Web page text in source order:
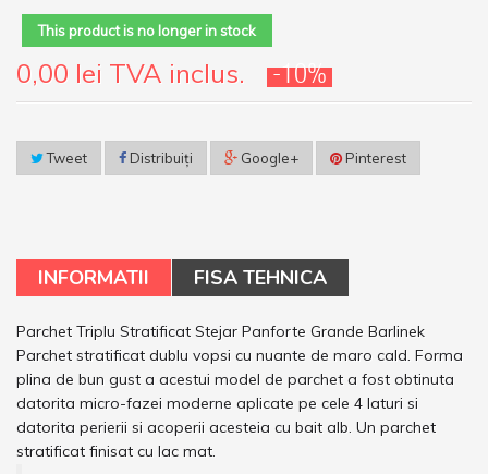
This product is no longer in stock
0,00 lei TVA inclus. -10%
Tweet Distribuiţi Google+ Pinterest
INFORMATII FISA TEHNICA
Parchet Triplu Stratificat Stejar Panforte Grande Barlinek
Parchet stratificat dublu vopsi cu nuante de maro cald. Forma
plina de bun gust a acestui model de parchet a fost obtinuta
datorita micro-fazei moderne aplicate pe cele 4 laturi si
datorita perierii si acoperii acesteia cu bait alb. Un parchet
stratificat finisat cu lac mat.